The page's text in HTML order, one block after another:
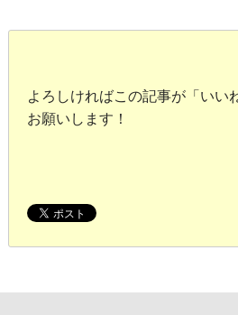
よろしければこの記事が「いい
お願いします！